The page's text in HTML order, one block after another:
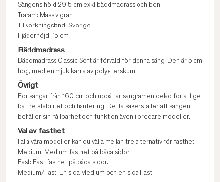
Sängens höjd 29,5 cm exkl bäddmadrass och ben
Träram: Massiv gran
Tillverkningsland: Sverige
Fjäderhöjd: 15 cm
Bäddmadrass
Bäddmadrass Classic Soft är förvald för denna säng. Den är 5 cm
hög, med en mjuk kärna av polyeterskum.
Övrigt
För sängar från 160 cm och uppåt är sängramen delad för att ge
bättre stabilitet och hantering. Detta säkerställer att sängen
behåller sin hållbarhet och funktion även i bredare modeller.
Val av fasthet
I alla våra modeller kan du välja mellan tre alternativ för fasthet:
Medium: Medium fasthet på båda sidor.
Fast: Fast fasthet på båda sidor.
Medium/Fast: En sida Medium och en sida Fast